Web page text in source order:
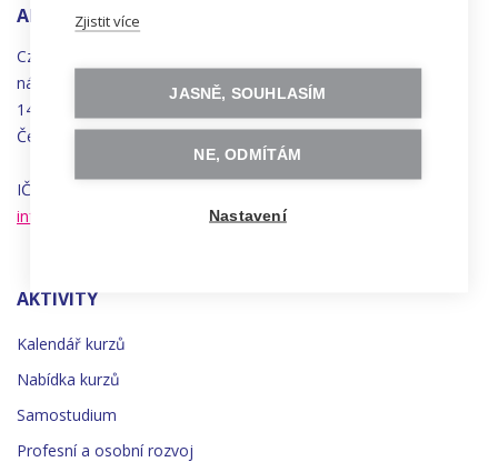
ADRESA
Czechitas, z.ú.
náměstí
Synků 1748/17
140 00 Praha 4 - Nusle
Česká republika
IČO 22834958 | DIČ CZ22834958
info@czechitas.cz
AKTIVITY
Kalendář kurzů
Nabídka kurzů
Samostudium
Profesní a osobní rozvoj
Zjistit více
JASNĚ, SOUHLASÍM
NE, ODMÍTÁM
Nastavení